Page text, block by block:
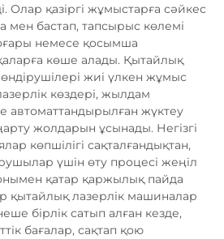
Олар қазіргі жұмыстарға сәйкес
мен бастап, тапсырыс көлемі
немесе қосымша
көше алады. Қытайлық
жиі үлкен жұмыс
көздері, жылдам
автоматтандырылған жүктеу
жолдарын ұсынады. Негізгі
көпшілігі сақталғандықтан,
үшін өту процесі жеңіл
қатар қаржылық пайда
қытайлық лазерлік машиналар
бірлік сатып алған кезде,
бағалар, сақтап қою